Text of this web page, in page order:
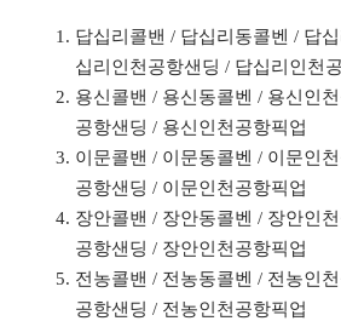
답십리콜밴 / 답십리동콜벤 / 답
십리인천공항샌딩 / 답십리인천
용신콜밴 / 용신동콜벤 / 용신인
공항샌딩 / 용신인천공항픽업
이문콜밴 / 이문동콜벤 / 이문인
공항샌딩 / 이문인천공항픽업
장안콜밴 / 장안동콜벤 / 장안인
공항샌딩 / 장안인천공항픽업
전농콜밴 / 전농동콜벤 / 전농인
공항샌딩 / 전농인천공항픽업